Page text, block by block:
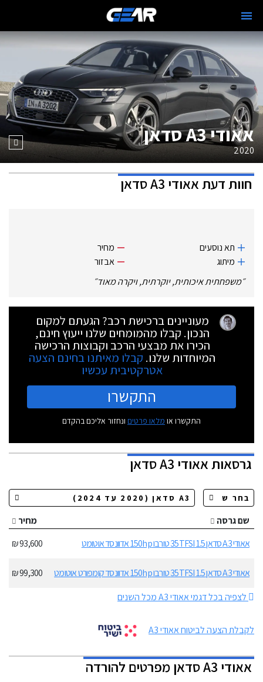
אאודי A3 סדאן
2020
חוות דעתאאודי A3 סדאן
תא נוסעים
מיתוג
מחיר
אבזור
״משפחתית איכותית, יוקרתית, ויקרה מאוד״
מעוניינים ברכישת רכב? הגעתם למקום
הנכון. קבלו מהמומחים שלנו ייעוץ חינם,
הכירו את מבצעי הרכב וקבוצות הרכישה
המיוחדות שלנו. קבלו מאיתנו בחינם הצעה
אטרקטיבית עכשיו
התקשרו
התקשרו או מלאו פרטים ונחזור אליכם בהקדם
גרסאותאאודי A3 סדאן
שם גרסה
מחיר
אאודי A3 סדאן 35TFSI 1.5 טורבו 150hp אדוונסד אוטומט
93,600 ₪
אאודי A3 סדאן 35TFSI 1.5 טורבו 150hp אדוונסד קומפורט אוטומט
99,300 ₪
לצפיה בכל דגמי אאודי A3 מכל השנים
לקבלת הצעה לביטוח אאודי A3
אאודי A3 סדאן מפרטים להורדה